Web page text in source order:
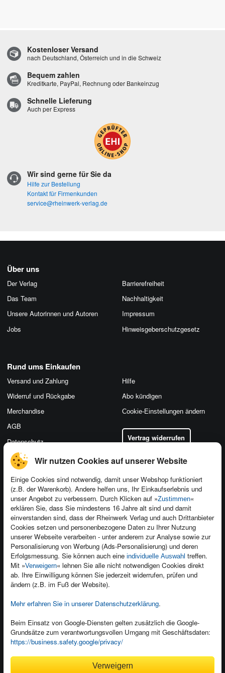
Wir nutzen Cookies auf unserer Website
Einige Cookies sind notwendig, damit unser Webshop funktioniert
(z.B. der Warenkorb). Andere helfen uns, Ihr Einkaufserlebnis und
unser Angebot zu verbessern. Durch Klicken auf »Zustimmen«
erklären Sie, dass Sie mindestens 16 Jahre alt sind und damit
einverstanden sind, dass der Rheinwerk Verlag und auch Drittanbieter
Cookies setzen und personenbezogene Daten zu Ihrer Nutzung
unserer Webseite verarbeiten - unter anderem zur Analyse sowie zur
Personalisierung von Werbung (Ads-Personalisierung) und deren
Erfolgsmessung. Sie können auch eine individuelle Auswahl treffen.
Mit »Verweigern« lehnen Sie alle nicht notwendigen Cookies direkt
ab. Ihre Einwilligung können Sie jederzeit widerrufen, prüfen und
ändern (z.B. im Fuß der Website).
Mehr erfahren Sie in unserer Datenschutzerklärung.
Beim Einsatz von Google-Diensten gelten zusätzlich die Google-
Grundsätze zum verantwortungsvollen Umgang mit Geschäftsdaten:
https://business.safety.google/privacy/
Verweigern
Kostenloser Versand
nach Deutschland, Österreich und in die Schweiz
Bequem zahlen
Kreditkarte, PayPal, Rechnung oder Bankeinzug
Schnelle Lieferung
Auch per Express
Wir sind gerne für Sie da
Hilfe zur Bestellung
Kontakt für Firmenkunden
service@rheinwerk-verlag.de
Über uns
Der Verlag
Das Team
Unsere Autorinnen und Autoren
Jobs
Barrierefreiheit
Nachhaltigkeit
Impressum
Hinweis­geber­schutz­gesetz
Kontakt
Newsletter
Für Unternehmen
Presseservice
Dozentenservice
Produktfeedback
Foreign Rights
Ein Buch schreiben
Rund ums Einkaufen
Versand und Zahlung
Widerruf und Rückgabe
Merchandise
AGB
Datenschutz
Hilfe
Abo kündigen
Cookie-Einstellungen ändern
Vertrag widerrufen
Kundenservice
Wir sind gerne für Sie da!
service@rheinwerk-verlag.de